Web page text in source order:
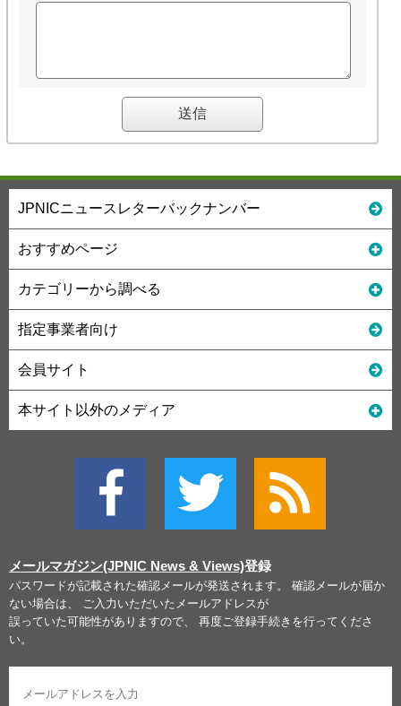
JPNICニュースレターバックナンバー
おすすめページ
カテゴリーから調べる
指定事業者向け
会員サイト
本サイト以外のメディア
メールマガジン(JPNIC News & Views)登録
パスワードが記載された確認メールが発送されます。 確認メールが届か
ない場合は、 ご入力いただいたメールアドレスが
誤っていた可能性がありますので、 再度ご登録手続きを行ってくださ
い。